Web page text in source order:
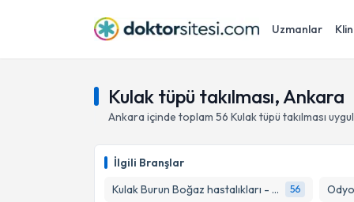
Uzmanlar
Kulak tüpü takılması, Ankara
Ankara içinde toplam 56 Kulak tüpü takılması
İlgili Branşlar
Kulak Burun Boğaz hastalıkları - KBB
56